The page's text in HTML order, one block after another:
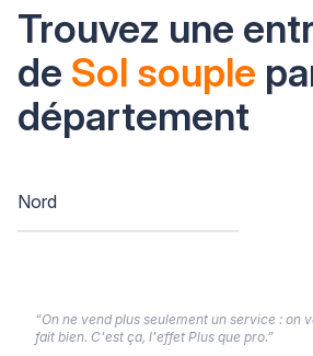
Trouvez une
de Sol souple
département
Nord
“On ne vend plus seulement un service : on
fait bien. C'est ça, l'effet Plus que pro.”